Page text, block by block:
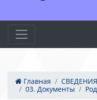
Главная
03. Документы